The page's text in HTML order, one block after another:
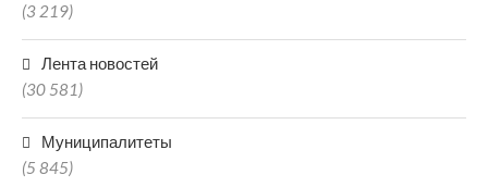
(3 219)
Лента новостей
(30 581)
Муниципалитеты
(5 845)